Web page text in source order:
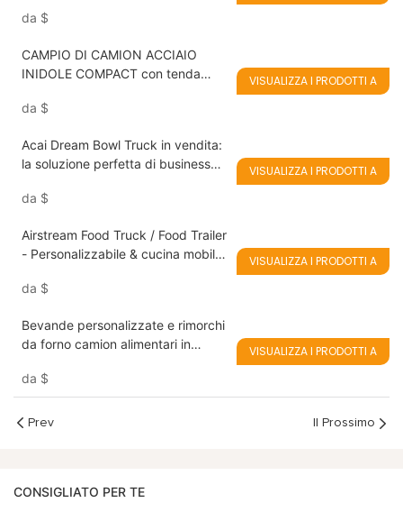
da $
CAMPIO DI CAMION ACCIAIO
INIDOLE COMPACT con tenda
per il servizio di ristorazione estiva
da $
VISUALIZZA I PRODOTTI A
Acai Dream Bowl Truck in vendita:
la soluzione perfetta di business
frappè e gelati
da $
VISUALIZZA I PRODOTTI A
Airstream Food Truck / Food Trailer
- Personalizzabile & cucina mobile
da $
VISUALIZZA I PRODOTTI A
Bevande personalizzate e rimorchi
da forno camion alimentari in
da $
VISUALIZZA I PRODOTTI A
Prev Il Prossimo
CONSIGLIATO PER TE